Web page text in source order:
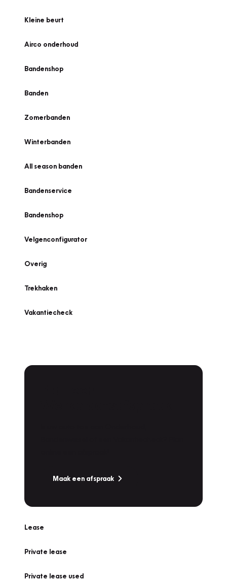
Kleine beurt
Airco onderhoud
Bandenshop
Banden
Zomerbanden
Winterbanden
All season banden
Bandenservice
Bandenshop
Velgenconfigurator
Overig
Trekhaken
Vakantiecheck
Maak een afspraak
Lease
Private lease
Private lease used